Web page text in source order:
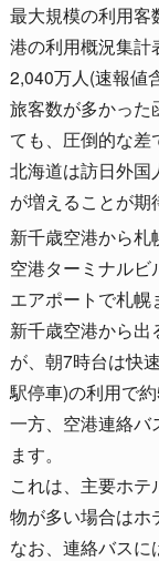
最大規模の利用客
港の利用概況集計
2,040万人(速報値
旅客数が多かった
ても、圧倒的な差
北海道は訪日外国
が増えることが期
新千歳空港から札
空港ターミナルビ
エアポートで札幌
新千歳空港から出
が、朝7時台は快
駅停車)の利用で約
一方、空港連絡バ
ます。
これは、主要ホ
物が多い場合はホ
なお、連絡バスに